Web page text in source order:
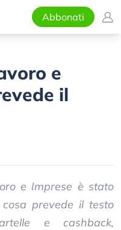
Abbonati
e
il
e Imprese è stato
prevede il testo
e cashback,